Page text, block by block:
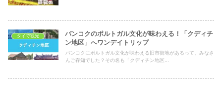
タイで観光
バンコクのポルトガル文化が味わえる！「クディチ
ン地区」へワンデイトリップ
バンコクにポルトガル文化が味わえる旧市街地があるって、みなさ
んご存知でした？その名も「クディチン地区...